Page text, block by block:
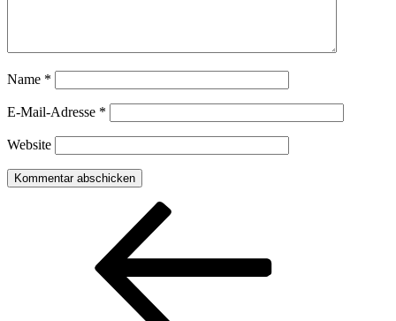
Name *
E-Mail-Adresse *
Website
Beitragsnavigation